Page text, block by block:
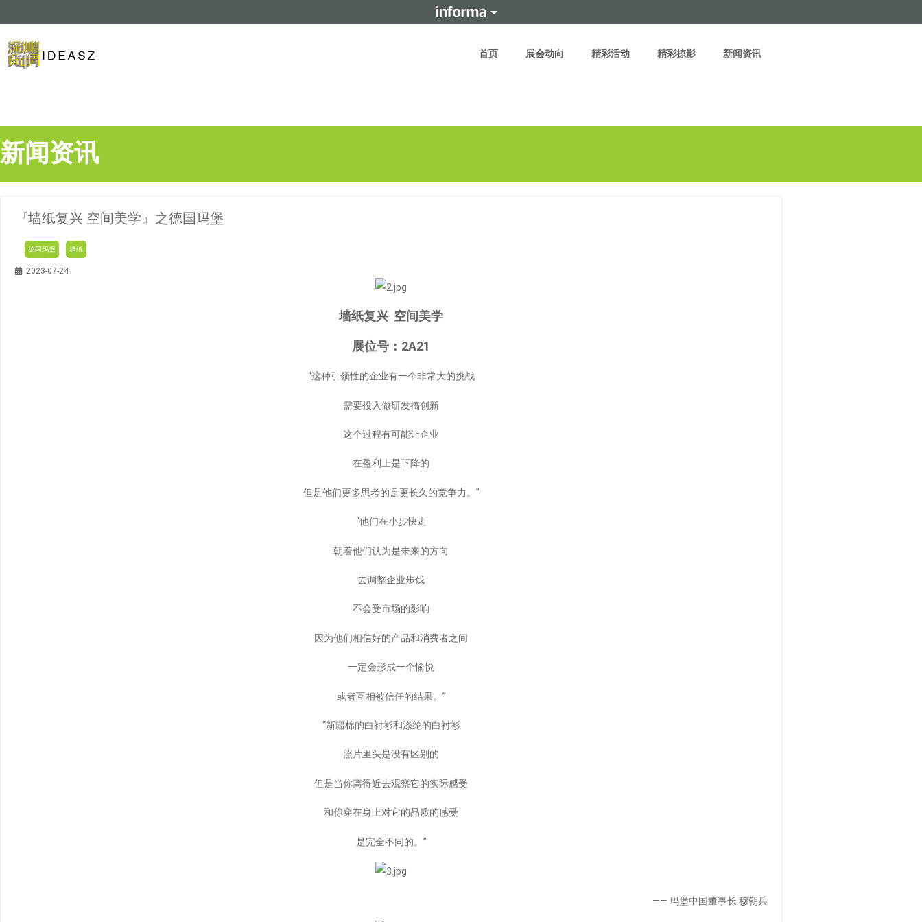
首页 展会动向 精彩活动 精彩掠影 新闻资讯
新闻资讯
『墙纸复兴 空间美学』之德国玛堡
德国玛堡 墙纸
2023-07-24
墙纸复兴 空间美学
展位号：2A21
“这种引领性的企业有一个非常大的挑战
需要投入做研发搞创新
这个过程有可能让企业
在盈利上是下降的
但是他们更多思考的是更长久的竞争力。”
“他们在小步快走
朝着他们认为是未来的方向
去调整企业步伐
不会受市场的影响
因为他们相信好的产品和消费者之间
一定会形成一个愉悦
或者互相被信任的结果。”
“新疆棉的白衬衫和涤纶的白衬衫
照片里头是没有区别的
但是当你离得近去观察它的实际感受
和你穿在身上对它的品质的感受
是完全不同的。”
—— 玛堡中国董事长 穆朝兵